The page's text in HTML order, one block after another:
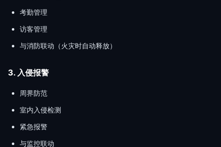
考勤管理
访客管理
与消防联动（火灾时自动释放）
3. 入侵报警
周界防范
室内入侵检测
紧急报警
与监控联动